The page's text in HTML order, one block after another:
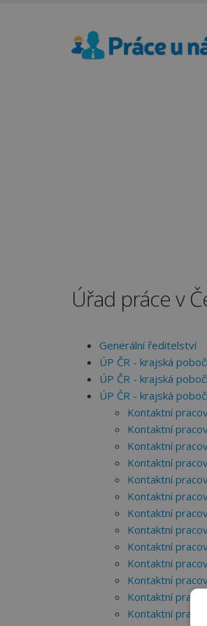
Úřad práce v
Generální ředitelství
ÚP ČR - krajská
ÚP ČR - krajská
ÚP ČR - krajská
Kontaktní
Kontaktní
Kontaktní
Kontaktní
Kontaktní
Kontaktní
Kontaktní
Kontaktní
Kontaktní
Kontaktní
Kontaktní
Kontaktní
Kontaktní